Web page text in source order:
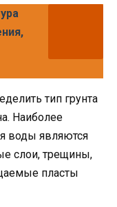
тип грунта
Наиболее
воды являются
слои, трещины,
пласты